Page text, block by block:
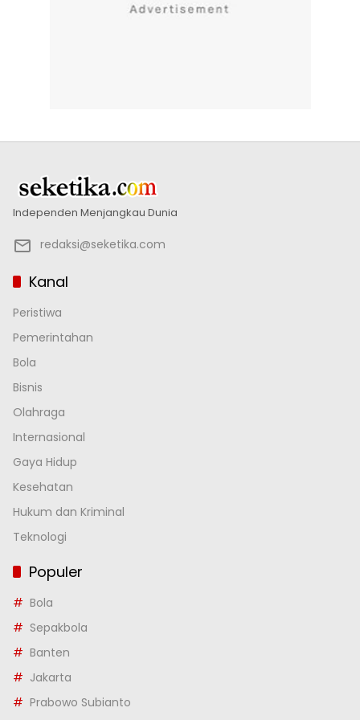
Independen Menjangkau Dunia
redaksi@seketika.com
Kanal
Peristiwa
Pemerintahan
Bola
Bisnis
Olahraga
Internasional
Gaya Hidup
Kesehatan
Hukum dan Kriminal
Teknologi
Populer
Bola
Sepakbola
Banten
Jakarta
Prabowo Subianto